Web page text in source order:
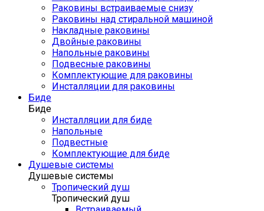
Раковины встраиваемые снизу
Раковины над стиральной машиной
Накладные раковины
Двойные раковины
Напольные раковины
Подвесные раковины
Комплектующие для раковины
Инсталляции для раковины
Биде
Биде
Инсталляции для биде
Напольные
Подвестные
Комплектующие для биде
Душевые системы
Душевые системы
Тропический душ
Тропический душ